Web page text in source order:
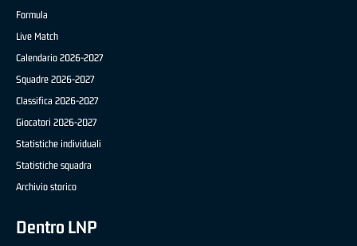
Formula
Live Match
Calendario 2026-2027
Squadre 2026-2027
Classifica 2026-2027
Giocatori 2026-2027
Statistiche individuali
Statistiche squadra
Archivio storico
Dentro LNP